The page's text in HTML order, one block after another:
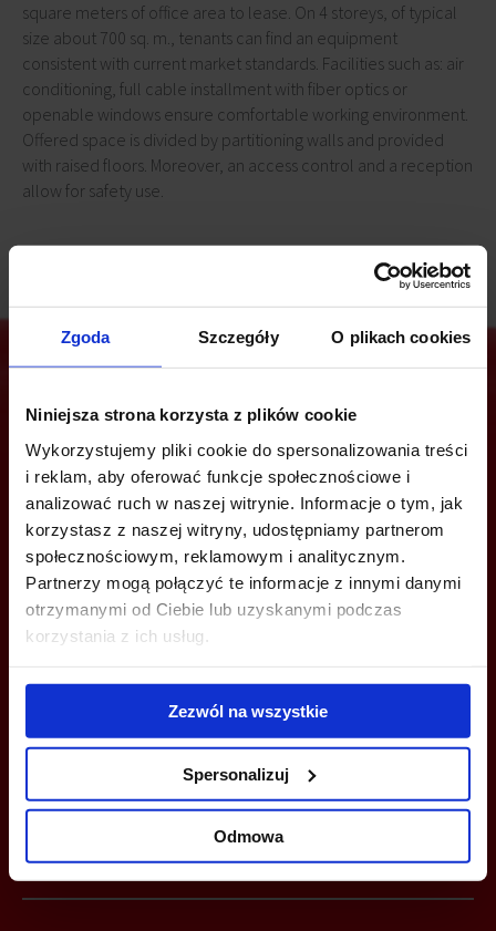
Zgoda Szczegóły O plikach cookies
Niniejsza strona korzysta z plików cookie
Wykorzystujemy pliki cookie do spersonalizowania treści
i reklam, aby oferować funkcje społecznościowe i
analizować ruch w naszej witrynie. Informacje o tym, jak
korzystasz z naszej witryny, udostępniamy partnerom
społecznościowym, reklamowym i analitycznym.
Partnerzy mogą połączyć te informacje z innymi danymi
otrzymanymi od Ciebie lub uzyskanymi podczas
korzystania z ich usług.
Zezwól na wszystkie
Spersonalizuj
Odmowa
square meters of office area to lease. On 4 storeys, of typical
size about 700 sq. m., tenants can find an equipment
consistent with current market standards. Facilities such as: air
conditioning, full cable installment with fiber optics or
openable windows ensure comfortable working environment.
Offered space is divided by partitioning walls and provided
with raised floors. Moreover, an access control and a reception
allow for safety use.
Are you interested in this offer?
CALL US AND FIND OUT MORE
+48 12 294 94 30
cracow@officefinder.pl
YOU CAN LEAVE YOUR PHONE NUMBER AND WE WILL CONTACT
YOU